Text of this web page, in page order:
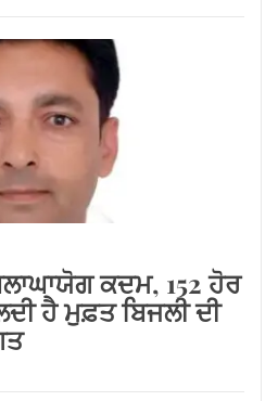
ਕਦਮ, 152 ਹੋਰ
ਹੈ ਮੁਫ਼ਤ ਬਿਜਲੀ ਦੀ